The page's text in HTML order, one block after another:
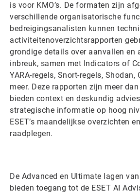
is voor KMO’s. De formaten zijn
verschillende organisatorische
bedreigingsanalisten kunnen
activiteitenoverzichtsrapporten
grondige details over aanvallen en
inbreuk, samen met Indicators of
YARA-regels, Snort-regels, Shodan,
meer. Deze rapporten zijn meer dan
bieden context en deskundig
strategische informatie op hoog
ESET’s maandelijkse overzichten
raadplegen.
De Advanced en Ultimate lagen
bieden toegang tot de ESET AI